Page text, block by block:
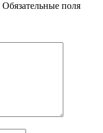
Обязательные поля